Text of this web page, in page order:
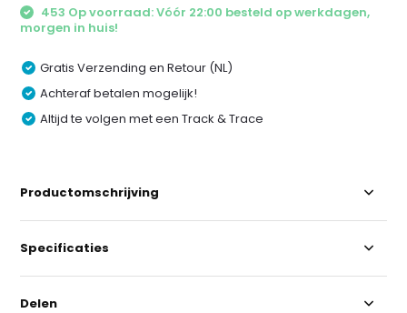
453 Op voorraad: Vóór 22:00 besteld op werkdagen,
morgen in huis!
Gratis Verzending en Retour (NL)
Achteraf betalen mogelijk!
Altijd te volgen met een Track & Trace
Productomschrijving
Specificaties
Delen